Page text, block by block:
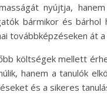
nyújtja,
bármikor és bárhol
továbbképzéseken át
költségek mellett
hanem a tanulók
és a sikeres